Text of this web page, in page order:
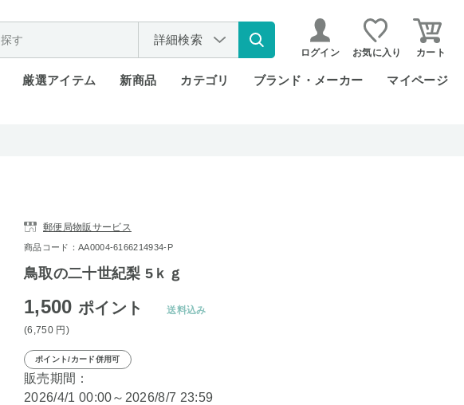
詳細検索
ログイン お気に入り カート
厳選アイテム 新商品 カテゴリ ブランド・メーカー マイページ
郵便局物販サービス
商品コード：AA0004-6166214934-P
鳥取の二十世紀梨 5ｋｇ
1,500 ポイント
(6,750 円 )
送料込み
ポイント/カード併用可
販売期間：
2026/4/1 00:00～2026/8/7 23:59